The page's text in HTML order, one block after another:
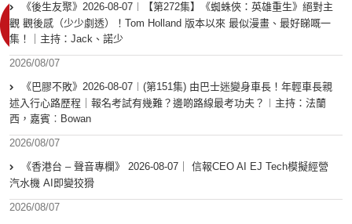
《後生友聚》2026-08-07︱【第272集】《蜘蛛俠：英雄重生》絕對主
觀 觀後感（少少劇透）！Tom Holland 版本以來 最似漫畫、最好睇嘅一
集！｜主持：Jack、諾少
2026/08/07
《巴膠不敗》2026-08-07︱(第151集) 由巴士迷變身車長！年輕車長親
述入行心路歷程｜報名考試有幾難？邊啲路線最考功夫？︱主持：法蘭
西，嘉賓︰Bowan
2026/08/07
《香港台 – 聲音專欄》 2026-08-07｜ 信報CEO AI EJ Tech模擬經營
汽水機 AI即變狡猾
2026/08/07